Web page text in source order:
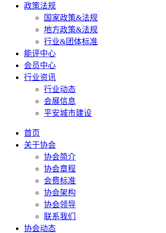
政策法规
国家政策&法规
地方政策&法规
行业&团体标准
能评中心
会员中心
行业资讯
行业动态
会展信息
平安城市建设
首页
关于协会
协会简介
协会章程
会费标准
协会架构
协会领导
联系我们
协会动态